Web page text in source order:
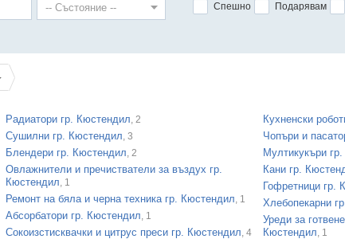
Спешно Подарявам
Радиатори гр. Кюстендил, 2
Сушилни гр. Кюстендил, 3
Блендери гр. Кюстендил, 2
Овлажнители и пречистватели за въздух гр.
Кюстендил, 1
Ремонт на бяла и черна техника гр. Кюстендил, 1
Абсорбатори гр. Кюстендил, 1
Сокоизстисквачки и цитрус преси гр. Кюстендил, 4
Кухненски
Чопъри и
Мултикукъри
Кани гр.
Гофретници гр.
Хлебопекарни
Уреди за
Кюстендил, 1